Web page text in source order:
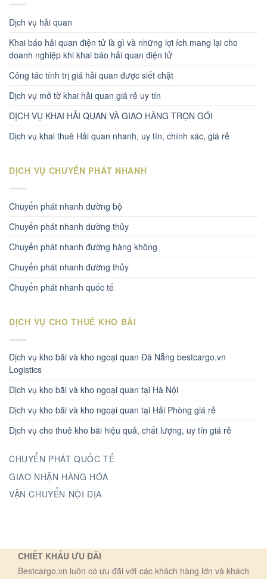
Dịch vụ hải quan
Khai báo hải quan điện tử là gì và những lợi ích mang lại cho
doanh nghiệp khi khai báo hải quan điện tử
Công tác tính trị giá hải quan được siết chặt
Dịch vụ mở tờ khai hải quan giá rẻ uy tín
DỊCH VỤ KHAI HẢI QUAN VÀ GIAO HÀNG TRỌN GÓI
Dịch vụ khai thuê Hải quan nhanh, uy tín, chính xác, giá rẻ
DỊCH VỤ CHUYỂN PHÁT NHANH
Chuyển phát nhanh đường bộ
Chuyển phát nhanh dường thủy
Chuyển phát nhanh đường hàng không
Chuyển phát nhanh đường thủy
Chuyển phát nhanh quốc tế
DỊCH VỤ CHO THUÊ KHO BÃI
Dịch vụ kho bãi và kho ngoại quan Đà Nẵng bestcargo.vn
Logistics
Dịch vụ kho bãi và kho ngoại quan tại Hà Nội
Dịch vụ kho bãi và kho ngoại quan tại Hải Phòng giá rẻ
Dịch vụ cho thuê kho bãi hiệu quả, chất lượng, uy tín giá rẻ
CHUYỂN PHÁT QUỐC TẾ
GIAO NHẬN HÀNG HÓA
VẬN CHUYỂN NỘI ĐỊA
CHIẾT KHẤU ƯU ĐÃI
Bestcargo.vn luôn có ưu đãi với các khách hàng lớn và khách